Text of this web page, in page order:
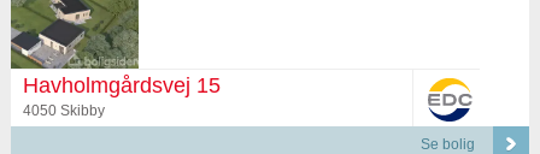
Havholmgårdsvej 15
4050 Skibby
Se bolig